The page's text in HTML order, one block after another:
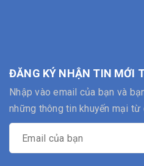
ĐĂNG KÝ NHẬN TIN MỚI
Nhập vào email của bạn và
những thông tin khuyến mại từ